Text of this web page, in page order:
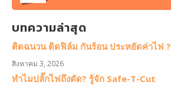
บทความล่าสุด
ติดฉนวน ติดฟิล์ม กันร้อน ประหยัดค่าไฟ ?
สิงหาคม 3, 2026
ทำไมปลั๊กไฟถึงตัด? รู้จัก Safe-T-Cut